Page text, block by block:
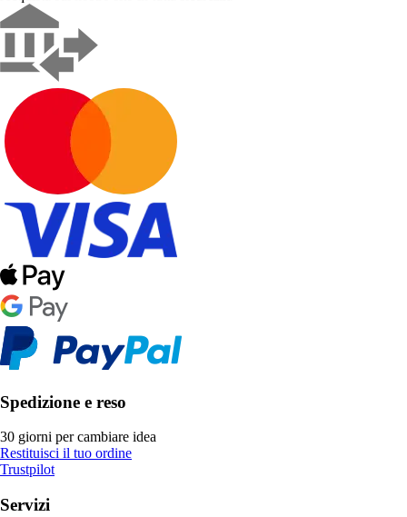
Spedizione e reso
30 giorni per cambiare idea
Restituisci il tuo ordine
Trustpilot
Servizi